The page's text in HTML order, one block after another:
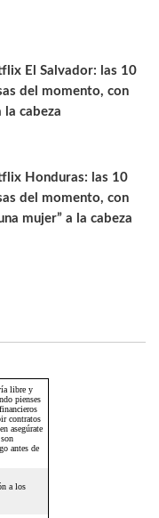
El Salvador: las 10
del momento, con
la cabeza
Honduras: las 10
del momento, con
mujer” a la cabeza